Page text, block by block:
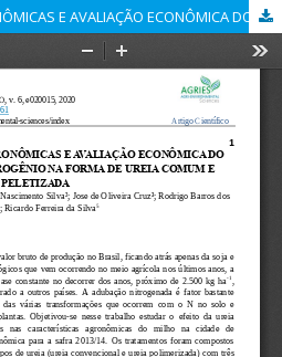
CARACTERÍSTICAS AGRONÔMICAS E AVALIAÇÃO ECONÔMICA DO MILHO SOB DOSES DE NITROGÊNIO NA FORMA DE UREIA COMUM E PELETIZADA.